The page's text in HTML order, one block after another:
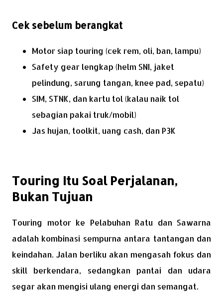
Cek sebelum berangkat
Motor siap touring (cek rem, oli, ban, lampu)
Safety gear lengkap (helm SNI, jaket
pelindung, sarung tangan, knee pad, sepatu)
SIM, STNK, dan kartu tol (kalau naik tol
sebagian pakai truk/mobil)
Jas hujan, toolkit, uang cash, dan P3K
Touring Itu Soal Perjalanan,
Bukan Tujuan
Touring motor ke Pelabuhan Ratu dan Sawarna
adalah kombinasi sempurna antara tantangan dan
keindahan. Jalan berliku akan mengasah fokus dan
skill berkendara, sedangkan pantai dan udara
segar akan mengisi ulang energi dan semangat.